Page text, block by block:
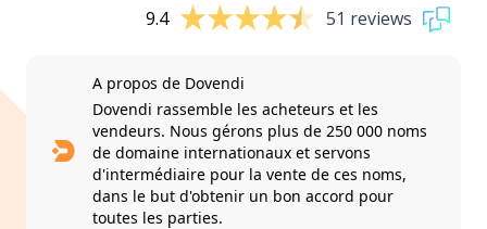
9.4 51 reviews
A propos de Dovendi
Dovendi rassemble les acheteurs et les
vendeurs. Nous gérons plus de 250 000 noms
de domaine internationaux et servons
d'intermédiaire pour la vente de ces noms,
dans le but d'obtenir un bon accord pour
toutes les parties.